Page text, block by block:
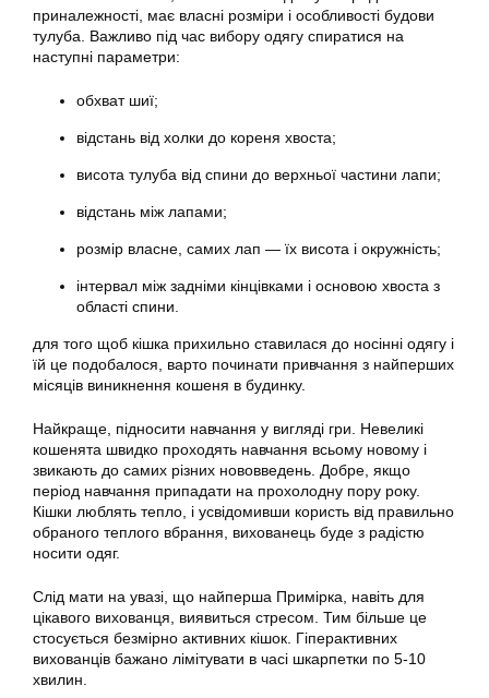
приналежності, має власні розміри і особливості будови
тулуба. Важливо під час вибору одягу спиратися на
наступні параметри:
обхват шиї;
відстань від холки до кореня хвоста;
висота тулуба від спини до верхньої частини лапи;
відстань між лапами;
розмір власне, самих лап — їх висота і окружність;
інтервал між задніми кінцівками і основою хвоста з
області спини.
для того щоб кішка прихильно ставилася до носінні одягу і
їй це подобалося, варто починати привчання з найперших
місяців виникнення кошеня в будинку.
Найкраще, підносити навчання у вигляді гри. Невеликі
кошенята швидко проходять навчання всьому новому і
звикають до самих різних нововведень. Добре, якщо
період навчання припадати на прохолодну пору року.
Кішки люблять тепло, і усвідомивши користь від правильно
обраного теплого вбрання, вихованець буде з радістю
носити одяг.
Слід мати на увазі, що найперша Примірка, навіть для
цікавого вихованця, виявиться стресом. Тим більше це
стосується безмірно активних кішок. Гіперактивних
вихованців бажано лімітувати в часі шкарпетки по 5-10
хвилин.